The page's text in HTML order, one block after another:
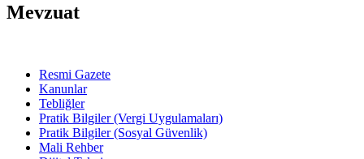
Mevzuat
Resmi Gazete
Kanunlar
Tebliğler
Pratik Bilgiler (Vergi Uygulamaları)
Pratik Bilgiler (Sosyal Güvenlik)
Mali Rehber